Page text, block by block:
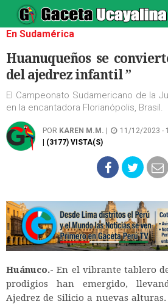
En Sudamérica
Huanuqueños se
del ajedrez infantil ”
El Campeonato Sudamericano de la
en la encantadora Florianópolis, Brasil.
POR KAREN M.M. 11/12/2023 -
| (3177) VISTA(S)
Huánuco.- En el vibrante tablero
prodigios han emergido,
Ajedrez de Silicio a nuevas alturas.